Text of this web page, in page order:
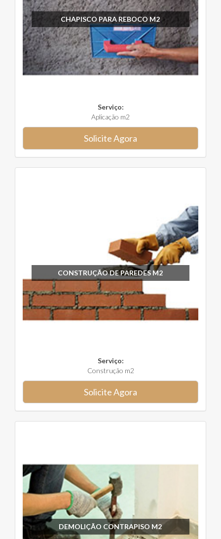
CHAPISCO PARA REBOCO M2
Serviço:
Aplicação m2
Solicite Agora
CONSTRUÇÃO DE PAREDES M2
Serviço:
Construção m2
Solicite Agora
DEMOLIÇÃO CONTRAPISO M2